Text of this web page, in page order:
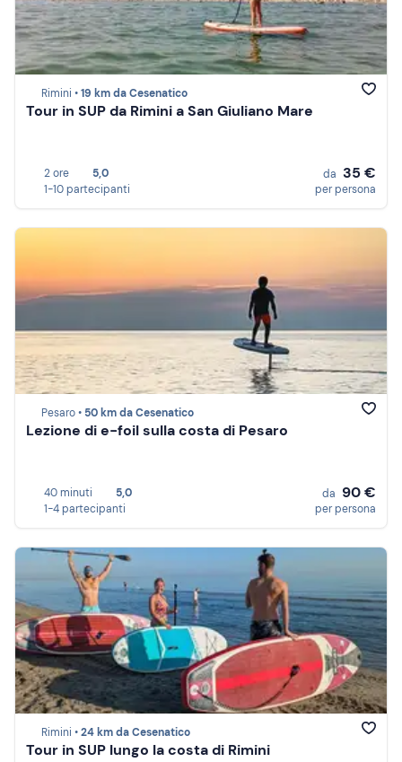
Rimini •19 km da Cesenatico
Tour in SUP da Rimini a San Giuliano Mare
2 ore
5,0
1-10 partecipanti
da 35 €
per persona
Pesaro • 50 km da Cesenatico
Lezione di e-foil sulla costa di Pesaro
40 minuti
5,0
1-4 partecipanti
da 90 €
per persona
Rimini •24 km da Cesenatico
Tour in SUP lungo la costa di Rimini